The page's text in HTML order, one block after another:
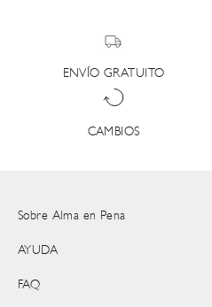
ENVÍO GRATUITO
CAMBIOS
Sobre Alma en Pena
AYUDA
FAQ